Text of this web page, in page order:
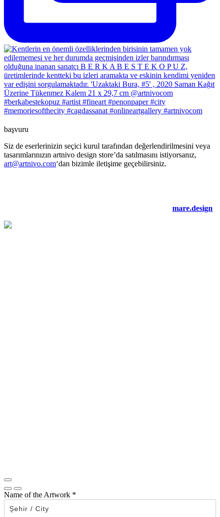
başvuru
Siz de eserlerinizin seçici kurul tarafından değerlendirilmesini veya
tasarımlarınızın artnivo design store’da satılmasını istiyorsanız,
art@artnivo.com‘dan bizimle iletişime geçebilirsiniz.
mare.design
Name of the Artwork *